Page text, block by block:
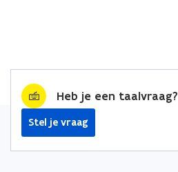
Heb je een taalvraag?
Stel je vraag